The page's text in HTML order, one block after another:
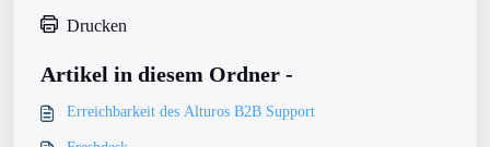
Drucken
Artikel in diesem Ordner -
Erreichbarkeit des Alturos B2B Support